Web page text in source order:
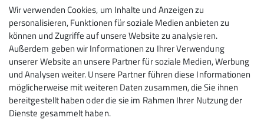
Details
Wir verwenden Cookies, um Inhalte und Anzeigen zu
personalisieren, Funktionen für soziale Medien anbieten zu
können und Zugriffe auf unsere Website zu analysieren.
Außerdem geben wir Informationen zu Ihrer Verwendung
unserer Website an unsere Partner für soziale Medien, Werbung
und Analysen weiter. Unsere Partner führen diese Informationen
möglicherweise mit weiteren Daten zusammen, die Sie ihnen
bereitgestellt haben oder die sie im Rahmen Ihrer Nutzung der
Dienste gesammelt haben.